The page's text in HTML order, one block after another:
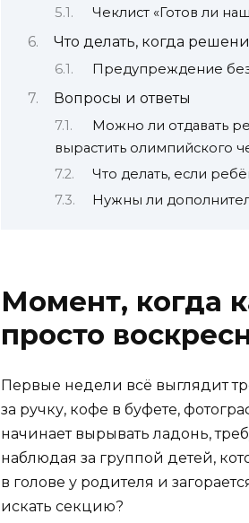
Чеклист «Готов ли
Что делать, когда
Предупреждение
Вопросы и ответы
Можно ли отдавать
вырастить олимпийского
Что делать, если
Нужны ли
Момент, когда
просто
Первые недели всё выглядит
за ручку, кофе в буфете,
начинает вырывать ладонь,
наблюдая за группой детей,
в голове у родителя и
искать секцию?